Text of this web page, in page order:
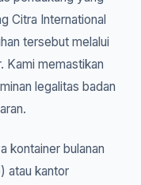
Citra International
tersebut melalui
Kami memastikan
legalitas badan
kontainer bulanan
atau kantor